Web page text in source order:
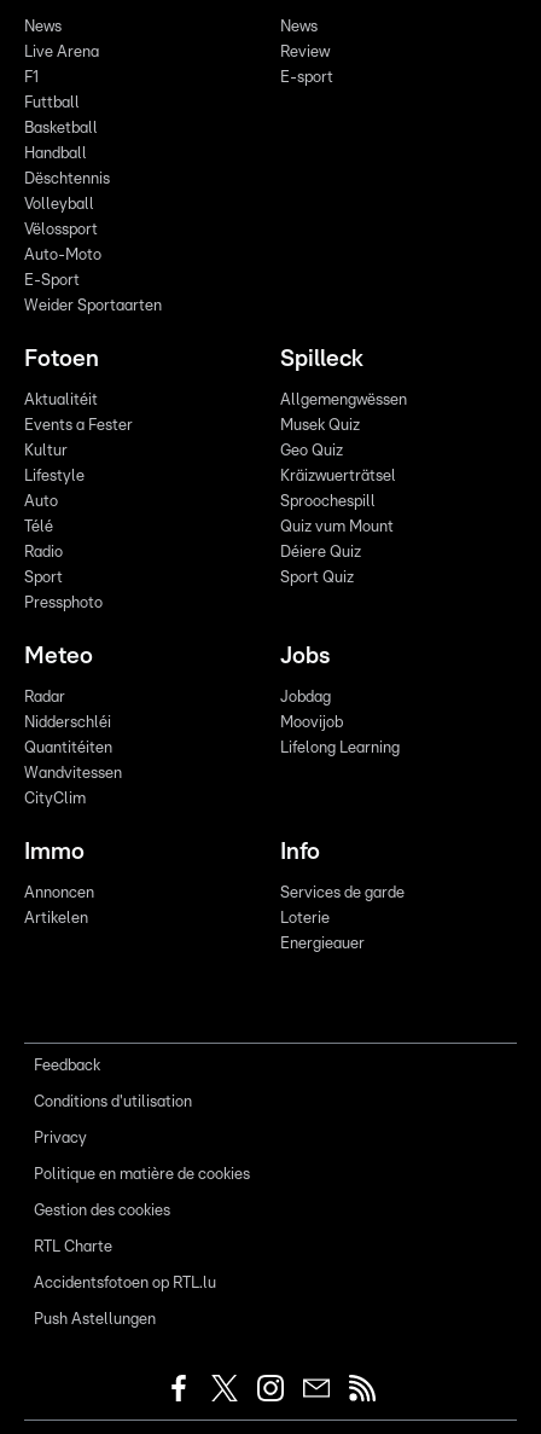
News
Live Arena
F1
Futtball
Basketball
Handball
Dëschtennis
Volleyball
Vëlossport
Auto-Moto
E-Sport
Weider Sportaarten
News
Review
E-sport
Fotoen
Aktualitéit
Events a Fester
Kultur
Lifestyle
Auto
Télé
Radio
Sport
Pressphoto
Spilleck
Allgemengwëssen
Musek Quiz
Geo Quiz
Kräizwuerträtsel
Sproochespill
Quiz vum Mount
Déiere Quiz
Sport Quiz
Meteo
Radar
Nidderschléi
Quantitéiten
Wandvitessen
CityClim
Jobs
Jobdag
Moovijob
Lifelong Learning
Immo
Annoncen
Artikelen
Info
Services de garde
Loterie
Energieauer
Feedback
Conditions d'utilisation
Privacy
Politique en matière de cookies
Gestion des cookies
RTL Charte
Accidentsfotoen op RTL.lu
Push Astellungen